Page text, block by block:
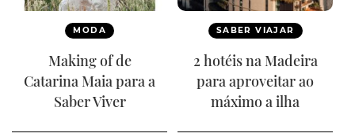
MODA
Making of de
Catarina Maia para a
Saber Viver
SABER VIAJAR
2 hotéis na Madeira
para aproveitar ao
máximo a ilha